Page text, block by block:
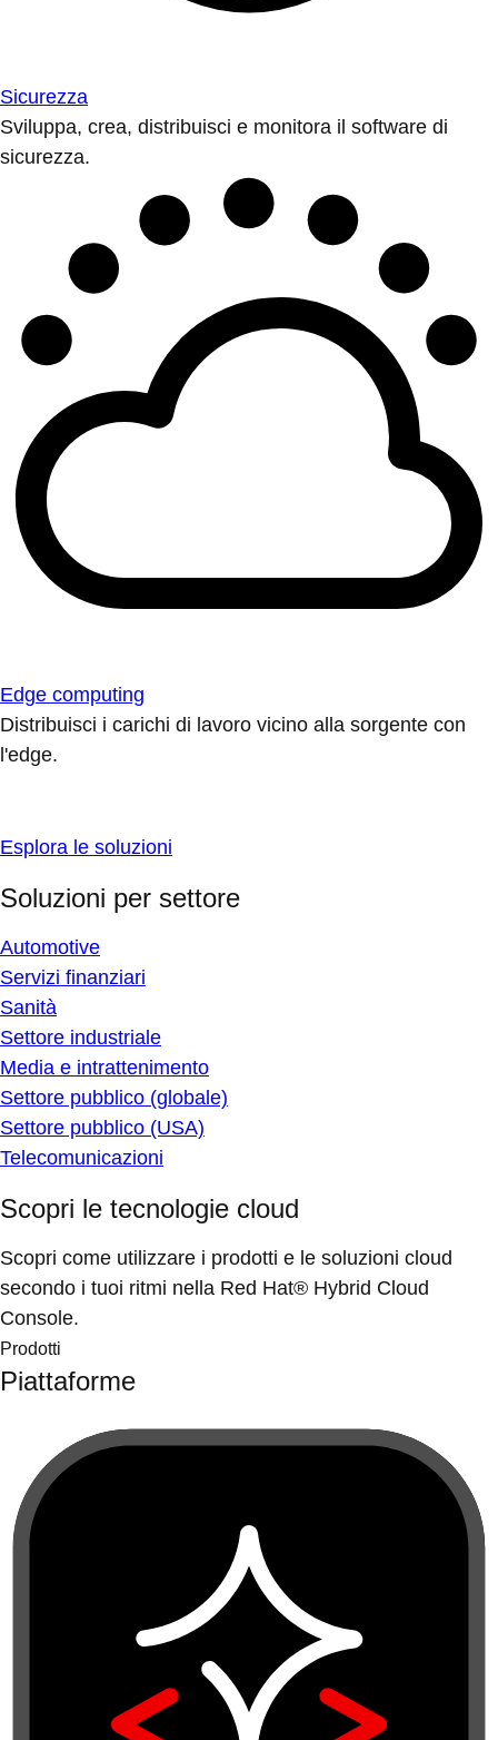
Sicurezza
Sviluppa, crea, distribuisci e monitora il software di
sicurezza.
Edge computing
Distribuisci i carichi di lavoro vicino alla sorgente con
l'edge.
Esplora le soluzioni
Soluzioni per settore
Automotive
Servizi finanziari
Sanità
Settore industriale
Media e intrattenimento
Settore pubblico (globale)
Settore pubblico (USA)
Telecomunicazioni
Scopri le tecnologie cloud
Scopri come utilizzare i prodotti e le soluzioni cloud
secondo i tuoi ritmi nella Red Hat® Hybrid Cloud
Console.
Prodotti
Piattaforme